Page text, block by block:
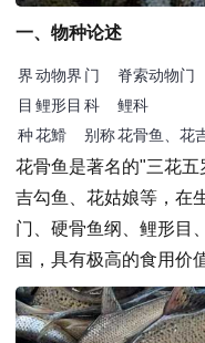
一、物种论述
界动物界 门 脊索动物门
目 鲤形目 科 鲤科
种花䱻 别称花骨鱼、花
花骨鱼是著名的"三花五
吉勾鱼、花姑娘等，在
门、硬骨鱼纲、鲤形目
国，具有极高的食用价